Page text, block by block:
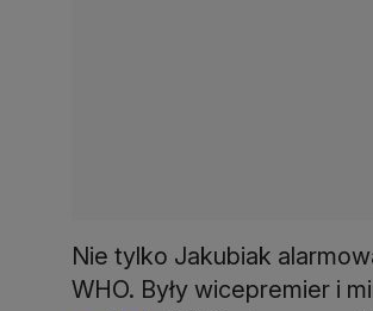
Nie tylko Jakubiak
WHO. Były wicepremier i